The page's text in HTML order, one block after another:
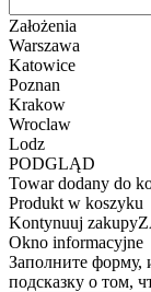
Założenia
Warszawa
Katowice
Poznan
Krakow
Wroclaw
Lodz
PODGLĄD
Towar dodany do
Produkt w koszyku
Kontynuuj zakupy
Okno informacyjne
Заполните
подсказку о том,